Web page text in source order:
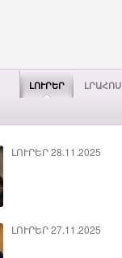
ԼՈՒՐԵՐ ԼՐԱՀՈՍ
ԼՈՒՐԵՐ 28.11.2025
ԼՈՒՐԵՐ 27.11.2025